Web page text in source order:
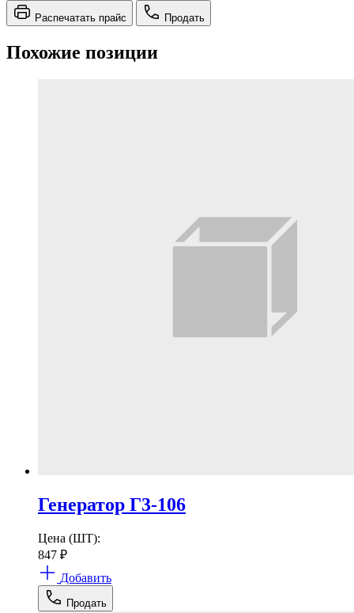
Распечатать прайс Продать
Похожие позиции
Генератор Г3-106
Цена (ШТ):
847 ₽
Добавить
Продать